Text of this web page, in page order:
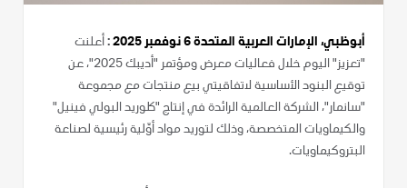
أبوظبي، الإمارات العربية المتحدة 6 نوفمبر 2025 : أعلنت
"تعزيز" اليوم خلال فعاليات معرض ومؤتمر "أديبك 2025"، عن
توقيع البنود الأساسية لاتفاقيتي بيع منتجات مع مجموعة
"سانمار"، الشركة العالمية الرائدة في إنتاج "كلوريد البولي فينيل"
والكيماويات المتخصصة، وذلك لتوريد مواد أوّلية رئيسية لصناعة
البتروكيماويات.